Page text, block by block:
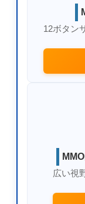
12ボタン
広い視